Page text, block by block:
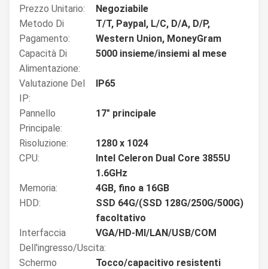
Prezzo Unitario:
Negoziabile
Metodo Di
Pagamento:
T/T, Paypal, L/C, D/A, D/P,
Western Union, MoneyGram
Capacità Di
Alimentazione:
5000 insieme/insiemi al mese
Valutazione Del
IP:
IP65
Pannello
Principale:
17" principale
Risoluzione:
1280 x 1024
CPU:
Intel Celeron Dual Core 3855U
1.6GHz
Memoria:
4GB, fino a 16GB
HDD:
SSD 64G/(SSD 128G/250G/500G)
facoltativo
Interfaccia
Dell'ingresso/uscita:
VGA/HD-MI/LAN/USB/COM
Schermo
Tocco/capacitivo resistenti